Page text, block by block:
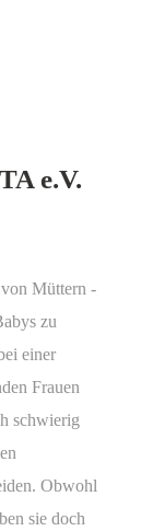
e.V.
Müttern -
zu
einer
Frauen
schwierig
Obwohl
sie doch